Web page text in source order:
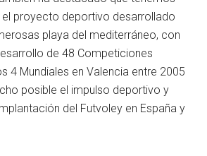
el proyecto deportivo desarrollado
playa del mediterráneo, con
de 48 Competiciones
4 Mundiales en Valencia entre 2005
posible el impulso deportivo y
del Futvoley en España y